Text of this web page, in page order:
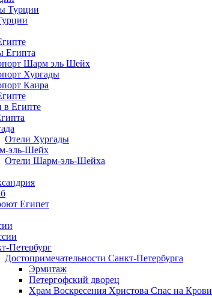
Турции
Египта
Шарм эль Шейх
Хургады
Каира
в Египте
Отели Хургады
эль-Шейх
Отели Шарм-эль-Шейха
Египет
Петербург
Достопримечательности Санкт-Петербурга
Эрмитаж
Петергофский дворец
Храм Воскресения Христова Спас на Крови